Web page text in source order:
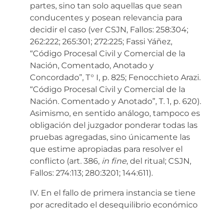
partes, sino tan solo aquellas que sean
conducentes y posean relevancia para
decidir el caso (ver CSJN, Fallos: 258:304;
262:222; 265:301; 272:225; Fassi Yáñez,
“Código Procesal Civil y Comercial de la
Nación, Comentado, Anotado y
Concordado”, T° I, p. 825; Fenocchieto Arazi.
“Código Procesal Civil y Comercial de la
Nación. Comentado y Anotado”, T. 1, p. 620).
Asimismo, en sentido análogo, tampoco es
obligación del juzgador ponderar todas las
pruebas agregadas, sino únicamente las
que estime apropiadas para resolver el
conflicto (art. 386, in fine, del ritual; CSJN,
Fallos: 274:113; 280:3201; 144:611).
IV. En el fallo de primera instancia se tiene
por acreditado el desequilibrio económico